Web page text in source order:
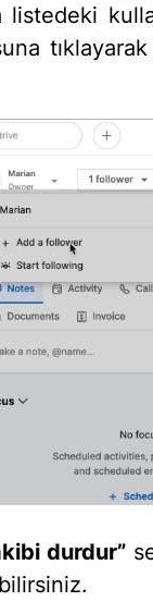
tıklayarak
durdur”